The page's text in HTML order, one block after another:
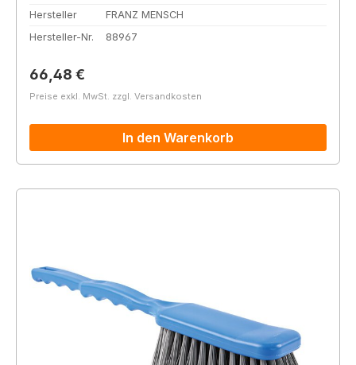
Hersteller
FRANZ MENSCH
Hersteller-Nr.
88967
Regulärer Preis:
66,48 €
Preise exkl. MwSt. zzgl. Versandkosten
In den Warenkorb